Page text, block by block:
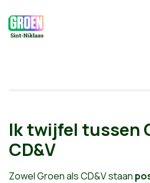
Ik twijfel tussen
CD&V
Zowel Groen als CD&V staan